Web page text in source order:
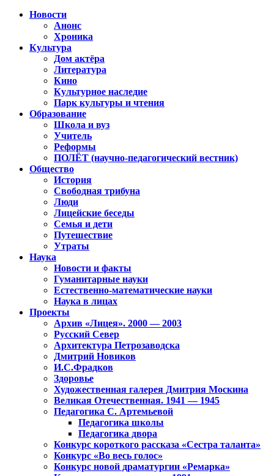
Новости
Анонс
Хроника
Культура
Дом актёра
Литература
Кино
Культурное наследие
Парк культуры и чтения
Образование
Школа и вуз
Учитель
Реформы
ПОЛЁТ (научно-педагогический вестник)
Общество
История
Свободная трибуна
Люди
Лицейские беседы
Семья и дети
Путешествие
Утраты
Наука
Новости и факты
Гуманитарные науки
Естественно-математические науки
Наука в лицах
Проекты
Архив «Лицея». 2000 — 2003
Русский Север
Архитектура Петрозаводска
Дмитрий Новиков
И.С.Фрадков
Здоровье
Художественная галерея Дмитрия Москина
Великая Отечественная. 1941 — 1945
Педагогика С. Артемьевой
Педагогика школы
Педагогика двора
Конкурс короткого рассказа «Сестра таланта»
Конкурс «Во весь голос»
Конкурс новой драматургии «Ремарка»